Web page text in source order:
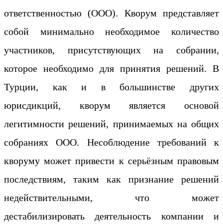
ответственностью (ООО). Кворум представляет
собой минимально необходимое количество
участников, присутствующих на собрании,
которое необходимо для принятия решений. В
Турции, как и в большинстве других
юрисдикций, кворум является основой
легитимности решений, принимаемых на общих
собраниях ООО. Несоблюдение требований к
кворуму может привести к серьёзным правовым
последствиям, таким как признание решений
недействительными, что может
дестабилизировать деятельность компании и